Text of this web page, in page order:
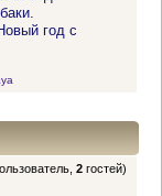
год с
2 гостей)